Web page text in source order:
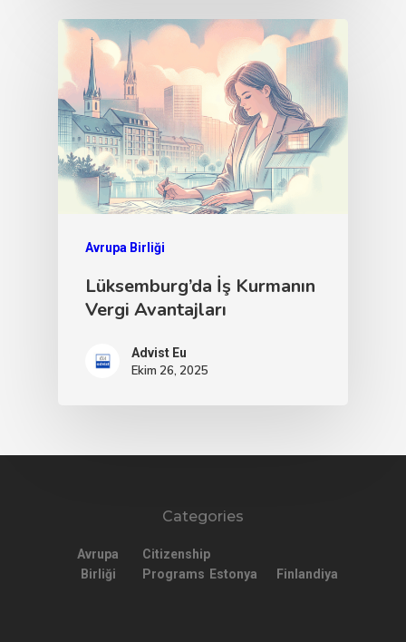
Avrupa Birliği
Lüksemburg’da İş Kurmanın
Vergi Avantajları
Advist Eu
Ekim 26, 2025
Categories
Avrupa
Birliği
Citizenship
Programs Estonya Finlandiya